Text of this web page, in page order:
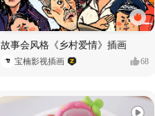
故事会风格《乡村爱情》插画
宝楠影视插画 68